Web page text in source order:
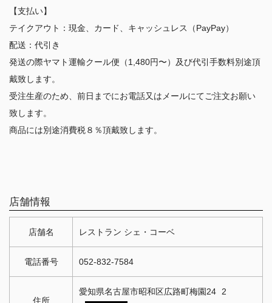
【支払い】
テイクアウト：現金、カード、キャッシュレス（PayPay）
配送：代引き
発送の際ヤマト運輸クール便（1,480円〜）及び代引手数料別途頂
戴致します。
受注生産のため、前日までにお電話又はメールにてご注文お願い
致します。
商品には別途消費税８％頂戴致します。
店舗情報
店舗名 レストラン シェ・コーベ
電話番号 052-832-7584
住所
愛知県名古屋市昭和区広路町梅園24 2